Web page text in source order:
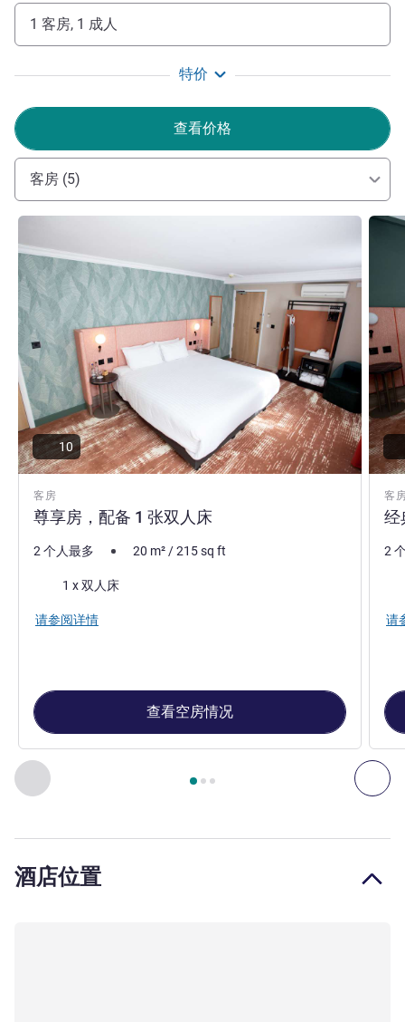
amenities, making it a popular choice for leisure &
business travellers.
Stuart FRIELL 酒店管理
1 客房, 1 成人
特价
查看价格
客房 (5)
上一个 - 客房 下
第 页，共 , 客房 1 : 尊享房，配备 1 张双人床 , 客房 2 :
客房
尊享房，配备 1 张双人床
请参阅详情
10
2 个人最多 20 m²/215sq ft
床上用品1 x 双人床
请参阅详情
查看空房情况
客
经
请参
2
请
酒店位置